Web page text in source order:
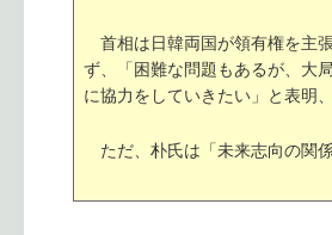
首相は日韓両国が領有権を主
ず、「困難な問題もあるが、大
に協力をしていきたい」と表明
ただ、朴氏は「未来志向の関